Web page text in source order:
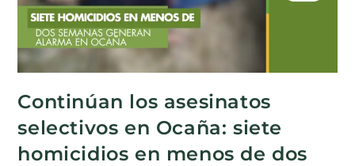
Continúan los asesinatos
selectivos en Ocaña: siete
homicidios en menos de dos